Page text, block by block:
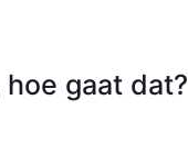
gaat dat?